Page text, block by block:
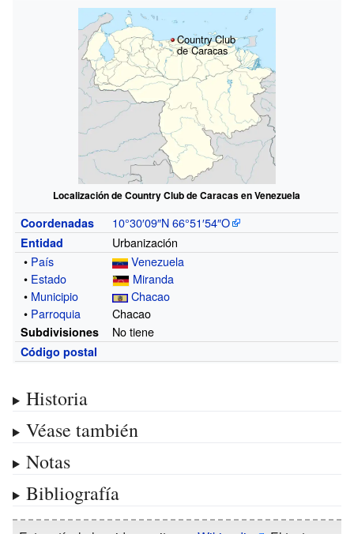
Country Club
de Caracas
Localización de Country Club de Caracas en Venezuela
Coordenadas 10°30′09″N66°51′54″O
Entidad
Urbanización
• País
Venezuela
• Estado
Miranda
• Municipio
Chacao
• Parroquia Chacao
Subdivisiones No tiene
Código postal
Historia
Véase también
Notas
Bibliografía